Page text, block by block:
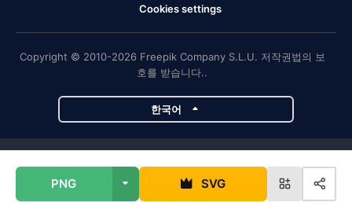
PNG SVG
Cookies settings
Copyright © 2010-2026 Freepik Company S.L.U. 저작권법의 보
호를 받습니다..
한국어